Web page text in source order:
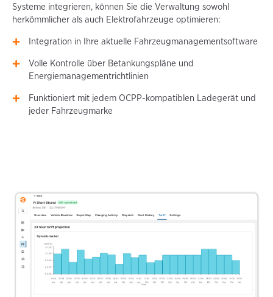
Systeme integrieren, können Sie die Verwaltung sowohl
herkömmlicher als auch Elektrofahrzeuge optimieren:
Integration in Ihre aktuelle Fahrzeugmanagementsoftware
Volle Kontrolle über Betankungspläne und
Energiemanagementrichtlinien
Funktioniert mit jedem OCPP-kompatiblen Ladegerät und
jeder Fahrzeugmarke